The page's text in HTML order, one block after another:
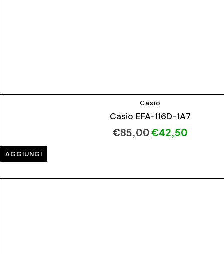
Casio
Casio EFA-116D-1A7
€85,00€42,50
AGGIUNGI